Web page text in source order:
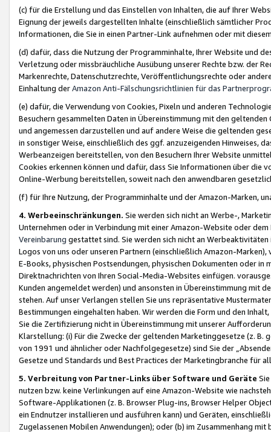
(c) für die Erstellung und das Einstellen von Inhalten, die auf Ihrer
Eignung der jeweils dargestellten Inhalte (einschließlich sämtlicher
Informationen, die Sie in einen Partner-Link aufnehmen oder mit
(d) dafür, dass die Nutzung der Programminhalte, Ihrer Website und
Verletzung oder missbräuchliche Ausübung unserer Rechte bzw. der
Markenrechte, Datenschutzrechte, Veröffentlichungsrechte oder
Einhaltung derAmazon Anti-Fälschungsrichtlinien für das
(e) dafür, die Verwendung von Cookies, Pixeln und anderen
Besuchern gesammelten Daten in Übereinstimmung mit den
und angemessen darzustellen und auf andere Weise die geltenden
in sonstiger Weise, einschließlich des ggf. anzuzeigenden Hinweises,
Werbeanzeigen bereitstellen, von den Besuchern Ihrer Website
Cookies erkennen können und dafür, dass Sie Informationen über die
Online-Werbung bereitstellen, soweit nach den anwendbaren
(f) für Ihre Nutzung, der Programminhalte und der Amazon-Marken,
4. Werbeeinschränkungen. Sie werden sich nicht an Werbe-,
Unternehmen oder in Verbindung mit einer Amazon-Website oder
Vereinbarung gestattet sind. Sie werden sich nicht an
Logos von uns oder unseren Partnern (einschließlich Amazon-
E-Books, physischen Postsendungen, physischen Dokumenten oder in
Direktnachrichten von Ihren Social-Media-Websites einfügen.
Kunden angemeldet werden) und ansonsten in Übereinstimmung mit
stehen. Auf unser Verlangen stellen Sie uns repräsentative
Bestimmungen eingehalten haben. Wir werden die Form und den
Sie die Zertifizierung nicht in Übereinstimmung mit unserer
Klarstellung: (i) Für die Zwecke der geltenden Marketinggesetze (z. B.
von 1991 und ähnlicher oder Nachfolgegesetze) sind Sie der
Gesetze und Standards und Best Practices der Marketingbranche für
5. Verbreitung von Partner-Links über Software und Geräte
nutzen bzw. keine Verlinkungen auf eine Amazon-Website wie
Software-Applikationen (z. B. Browser Plug-ins, Browser Helper
ein Endnutzer installieren und ausführen kann) und Geräten,
Zugelassenen Mobilen Anwendungen); oder (b) im Zusammenhang